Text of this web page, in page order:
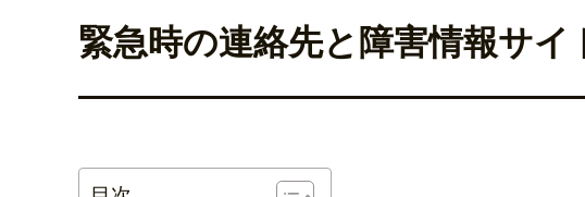
緊急時の連絡先と障害情報サ